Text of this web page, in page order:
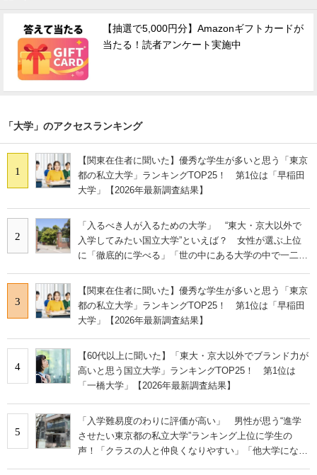
【抽選で5,000円分】Amazonギフトカードが
当たる！読者アンケート実施中
「大学」のアクセスランキング
1
【関東在住者に聞いた】優秀な学生が多いと思う「東京
都の私立大学」ランキングTOP25！ 第1位は「早稲田
大学」【2026年最新調査結果】
2
「入るべき人が入るための大学」 “東大・京大以外で
入学してみたい国立大学”といえば？ 女性が選ぶ上位
に「徹底的に学べる」「世の中にある大学の中で一二を
3
【関東在住者に聞いた】優秀な学生が多いと思う「東京
都の私立大学」ランキングTOP25！ 第1位は「早稲田
大学」【2026年最新調査結果】
4
【60代以上に聞いた】「東大・京大以外でブランド力が
高いと思う国立大学」ランキングTOP25！ 第1位は
「一橋大学」【2026年最新調査結果】
5
「入学難易度のわりに評価が高い」 男性が思う“進学
させたい東京都の私立大学”ランキング上位に学生の
声！「クラスの人と仲良くなりやすい」「他大学にない